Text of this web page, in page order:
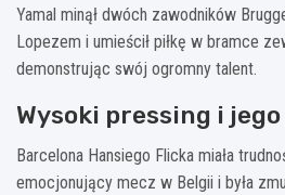
Yamal minął dwóch zawodników
Lopezem i umieścił piłkę w bramce
demonstrując swój ogromny talent.
Wysoki pressing i
Barcelona Hansiego Flicka miała
emocjonujący mecz w Belgii i była